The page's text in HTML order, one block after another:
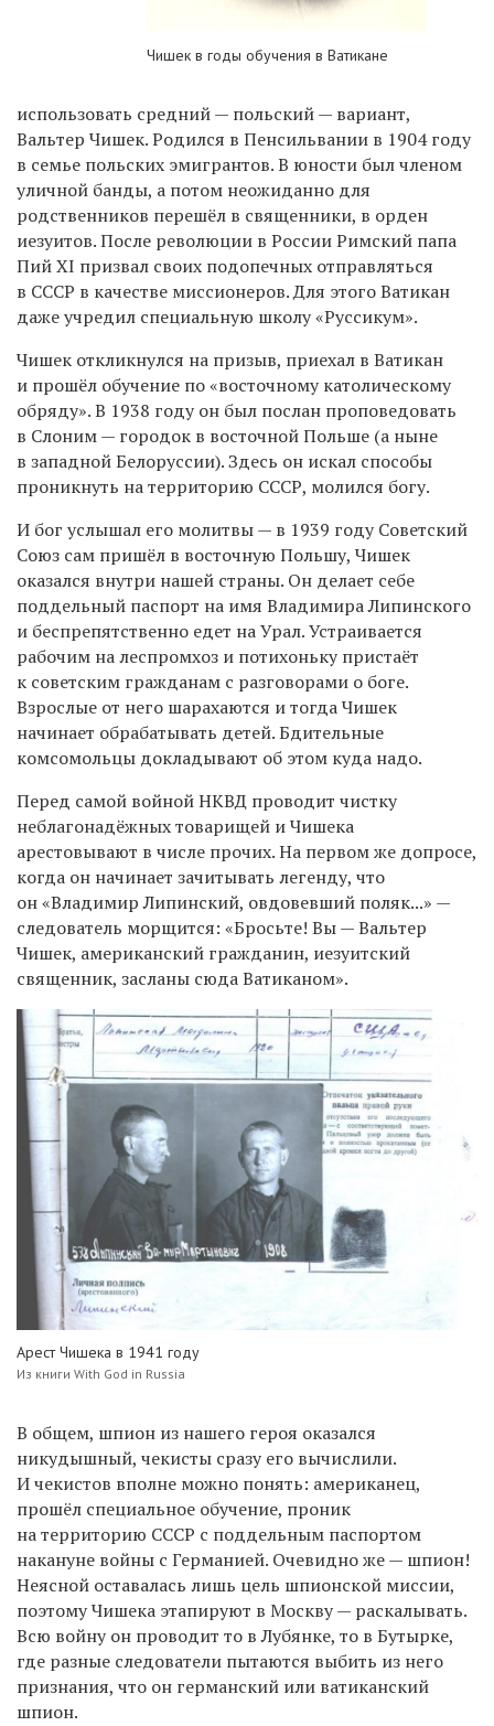
Чишек в годы обучения в Ватикане
использовать средний — польский — вариант,
Вальтер Чишек. Родился в Пенсильвании в 1904 году
в семье польских эмигрантов. В юности был членом
уличной банды, а потом неожиданно для
родственников перешёл в священники, в орден
иезуитов. После революции в России Римский папа
Пий XI призвал своих подопечных отправляться
в СССР в качестве миссионеров. Для этого Ватикан
даже учредил специальную школу «Руссикум».
Чишек откликнулся на призыв, приехал в Ватикан
и прошёл обучение по «восточному католическому
обряду». В 1938 году он был послан проповедовать
в Слоним — городок в восточной Польше (а ныне
в западной Белоруссии). Здесь он искал способы
проникнуть на территорию СССР, молился богу.
И бог услышал его молитвы — в 1939 году Советский
Союз сам пришёл в восточную Польшу, Чишек
оказался внутри нашей страны. Он делает себе
поддельный паспорт на имя Владимира Липинского
и беспрепятственно едет на Урал. Устраивается
рабочим на леспромхоз и потихоньку пристаёт
к советским гражданам с разговорами о боге.
Взрослые от него шарахаются и тогда Чишек
начинает обрабатывать детей. Бдительные
комсомольцы докладывают об этом куда надо.
Перед самой войной НКВД проводит чистку
неблагонадёжных товарищей и Чишека
арестовывают в числе прочих. На первом же допросе,
когда он начинает зачитывать легенду, что
он «Владимир Липинский, овдовевший поляк...» —
следователь морщится: «Бросьте! Вы — Вальтер
Чишек, американский гражданин, иезуитский
священник, засланы сюда Ватиканом».
Арест Чишека в 1941 году
Из книги With God in Russia
В общем, шпион из нашего героя оказался
никудышный, чекисты сразу его вычислили.
И чекистов вполне можно понять: американец,
прошёл специальное обучение, проник
на территорию СССР с поддельным паспортом
накануне войны с Германией. Очевидно же — шпион!
Неясной оставалась лишь цель шпионской миссии,
поэтому Чишека этапируют в Москву — раскалывать.
Всю войну он проводит то в Лубянке, то в Бутырке,
где разные следователи пытаются выбить из него
признания, что он германский или ватиканский
шпион.